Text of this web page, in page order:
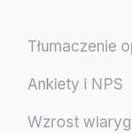
Tłumaczenie
Ankiety i NPS
Wzrost